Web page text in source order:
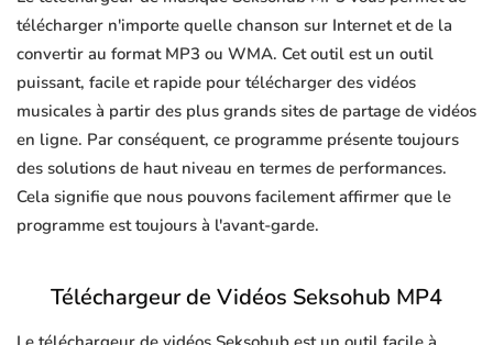
télécharger n'importe quelle chanson sur Internet et de la
convertir au format MP3 ou WMA. Cet outil est un outil
puissant, facile et rapide pour télécharger des vidéos
musicales à partir des plus grands sites de partage de vidéos
en ligne. Par conséquent, ce programme présente toujours
des solutions de haut niveau en termes de performances.
Cela signifie que nous pouvons facilement affirmer que le
programme est toujours à l'avant-garde.
Téléchargeur de Vidéos Seksohub MP4